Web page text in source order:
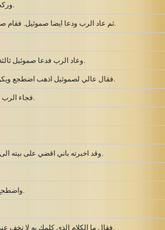
وركض الى عالي وقال هانذا لانك دعوتني. فقال لم ادع. ارجع اضطجع. فذهب واضطجع.
ثم عاد الرب ودعا ايضا صموئيل. فقام صموئيل وذهب الى عالي وقال هانذا لانك دعوتني. فقال لم ادع يا ابني. ارجع اضطجع.
وعاد الرب فدعا صموئيل ثالثة. فقام وذهب الى عالي وقال هانذا لانك دعوتني. ففهم عالي ان الرب يدعو الصبي.
فقال عالي لصموئيل اذهب اضطجع ويكون اذا دعاك تقول تكلم يا رب لان عبدك سامع. فذهب صموئيل واضطجع في مكانه.
فجاء الرب ووقف ودعا كالمرّات الأول صموئيل صموئيل. فقال صموئيل تكلم لان عبدك سامع.
وقد اخبرته باني اقضي على بيته الى الابد من اجل الشر الذي يعلم ان بنيه قد اوجبوا به اللعنة على انفسهم ولم يردعهم.
واضطجع صموئيل الى الصباح وفتح ابواب بيت الرب. وخاف صموئيل ان يخبر عالي بالرؤيا.
فقال ما الكلام الذي كلمك به لا تخف عني. هكذا يعمل لك الله وهكذا يزيد ان اخفيت عني كلمة من كل الكلام الذي كلمك به.